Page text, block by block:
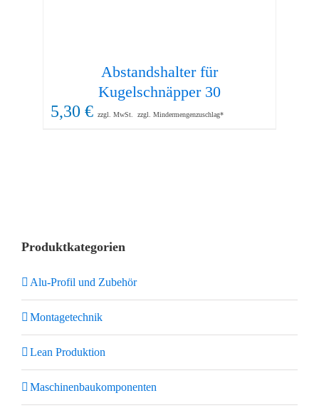
Abstandshalter für
Kugelschnäpper 30
5,30 € zzgl. MwSt. zzgl. Mindermengenzuschlag*
Produktkategorien
Alu-Profil und Zubehör
Montagetechnik
Lean Produktion
Maschinenbaukomponenten